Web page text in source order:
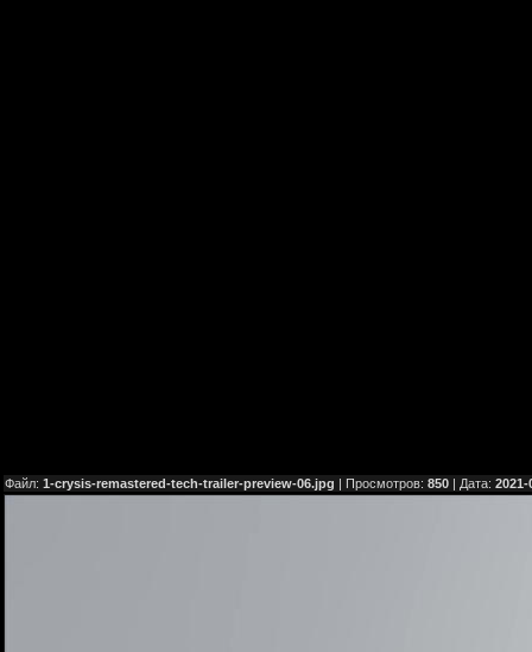
Файл: 1-crysis-remastered-tech-trailer-preview-06.jpg | Просмотров: 850 | Дата: 2021-